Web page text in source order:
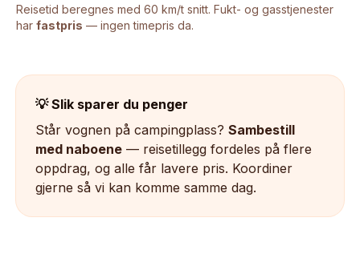
Reisetid beregnes med 60 km/t snitt. Fukt- og gasstjenester
har fastpris — ingen timepris da.
💡 Slik sparer du penger
Står vognen på campingplass? Sambestill
med naboene — reisetillegg fordeles på flere
oppdrag, og alle får lavere pris. Koordiner
gjerne så vi kan komme samme dag.